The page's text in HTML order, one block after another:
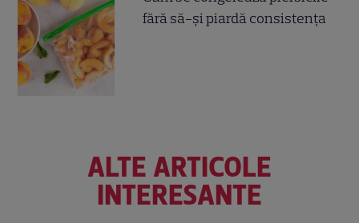
fără să-și piardă consistența
ALTE ARTICOLE
INTERESANTE